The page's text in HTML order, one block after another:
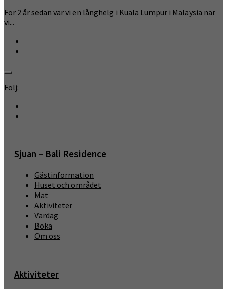
För 2 år sedan var vi en långhelg i Kuala Lumpur i Malaysia när
vi...
Följ:
Sjuan – Bali Residence
Gästinformation
Huset och området
Mat
Aktiviteter
Vardag
Boka
Om oss
Aktiviteter